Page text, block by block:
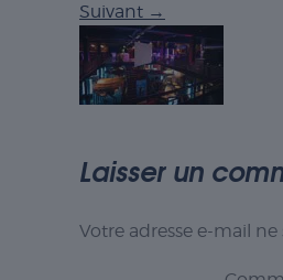
Suivant →
Laisser un
Votre adresse e-mail ne